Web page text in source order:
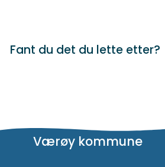
Fant du det du lette etter?
Værøy kommune